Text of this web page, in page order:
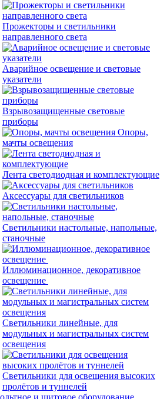
Прожекторы и светильники
направленного света
Аварийное освещение и световые
указатели
Взрывозащищенные световые
приборы
Опоры,
мачты освещения
Лента светодиодная и комплектующие
Аксессуары для светильников
Светильники настольные, напольные,
станочные
Иллюминационное, декоративное
освещение
Светильники линейные, для
модульных и магистральных систем
освещения
Светильники для освещения высоких
пролётов и туннелей